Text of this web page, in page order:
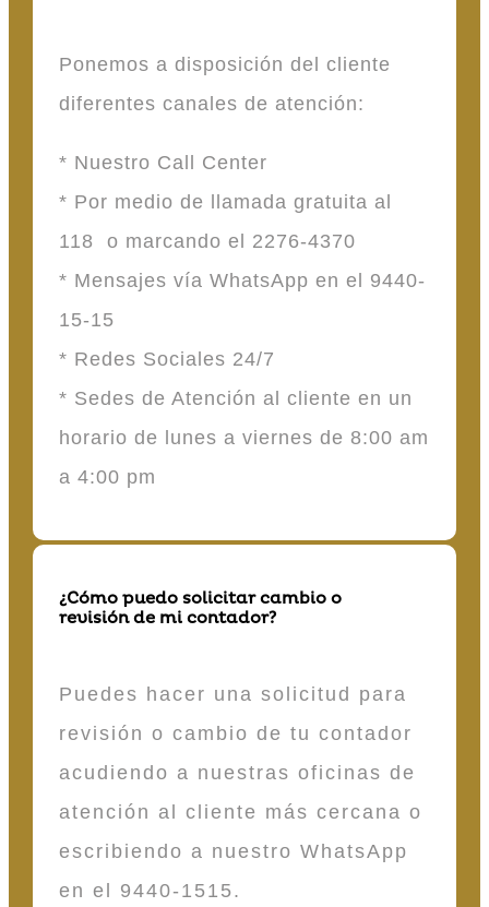
Ponemos a disposición del cliente
diferentes canales de atención:
* Nuestro Call Center
* Por medio de llamada gratuita al
118 o marcando el 2276-4370
* Mensajes vía WhatsApp en el 9440-
15-15
* Redes Sociales 24/7
* Sedes de Atención al cliente en un
horario de lunes a viernes de 8:00 am
a 4:00 pm
¿Cómo puedo solicitar cambio o
revisión de mi contador?
Puedes hacer una solicitud para
revisión o cambio de tu contador
acudiendo a nuestras oficinas de
atención al cliente más cercana o
escribiendo a nuestro WhatsApp
en el 9440-1515.